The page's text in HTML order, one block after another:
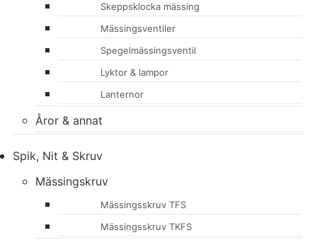
Skeppsklocka mässing
Mässingsventiler
Spegelmässingsventil
Lyktor & lampor
Lanternor
Åror & annat
Spik, Nit & Skruv
Mässingskruv
Mässingsskruv TFS
Mässingsskruv TKFS